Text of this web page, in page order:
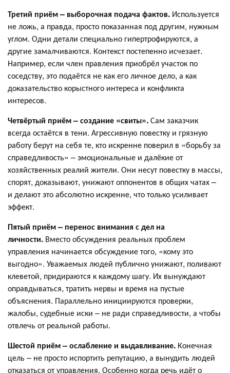
Третий приём – выборочная подача фактов. Используется
не ложь, а правда, просто показанная под другим, нужным
углом. Одни детали специально гипертрофируются, а
другие замалчиваются. Контекст постепенно исчезает.
Например, если член правления приобрёл участок по
соседству, это подаётся не как его личное дело, а как
доказательство корыстного интереса и конфликта
интересов.
Четвёртый приём – создание «свиты».Сам заказчик
всегда остаётся в тени. Агрессивную повестку и грязную
работу берут на себя те, кто искренне поверил в «борьбу за
справедливость» – эмоциональные и далёкие от
хозяйственных реалий жители. Они несут повестку в массы,
спорят, доказывают, унижают оппонентов в общих чатах –
и делают это абсолютно искренне, что только усиливает
эффект.
Пятый приём – перенос внимания с дел на
личности. Вместо обсуждения реальных проблем
управления начинается обсуждение того, «кому это
выгодно». Уважаемых людей публично унижают, поливают
клеветой, придираются к каждому шагу. Их вынуждают
оправдываться, тратить нервы и время на пустые
объяснения. Параллельно инициируются проверки,
жалобы, судебные иски – не ради справедливости, а чтобы
отвлечь от реальной работы.
Шестой приём – ослабление и выдавливание. Конечная
цель – не просто испортить репутацию, а вынудить людей
отказаться от управления. Особенно когда речь идёт о